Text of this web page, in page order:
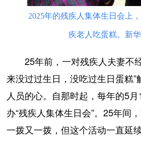
2025年的残疾人集体生日会上
疾老人吃蛋糕。新
25年前，一对残疾人夫妻不
来没过过生日，没吃过生日蛋糕
人员的心。自那时起，每年的5
办“残疾人集体生日会”。25年间
一拨又一拨，但这个活动一直延续